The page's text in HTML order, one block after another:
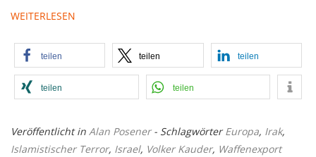
WEITERLESEN
teilen teilen teilen
teilen teilen
Veröffentlicht in Alan Posener - SchlagwörterEuropa, Irak,
Islamistischer Terror, Israel, Volker Kauder, Waffenexport